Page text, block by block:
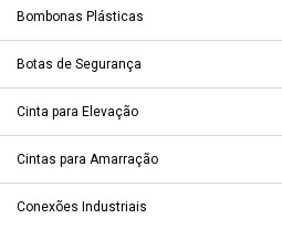
Bombonas Plásticas
Botas de Segurança
Cinta para Elevação
Cintas para Amarração
Conexões Industriais